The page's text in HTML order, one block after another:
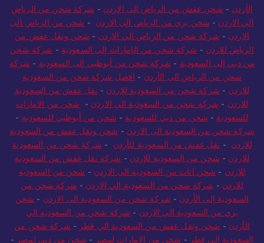
الأردن - شحن عفش من الرياض الى الاردن - شركة شحن من الرياض
الي الاردن - شحن بري من الرياض الى الاردن - شحن من الرياض الى
الاردن - شركة شحن من الرياض الي الاردن - شحن ونقل عفش من
الرياض للاردن - شركة شحن من الإمارات إلى السعودية - شركة شحن
من دبي إلى السعودية - شركة شحن من أبوظبي إلى السعودية - شركة
شحن من الرياض الى الأردن - افضل شركة شحن من السعودية
للاردن - شركة شحن من السعودية للاردن - نقل عفش من السعودية
للاردن - شركة شحن من السعودية الي الاردن - شحن من الامارات
للسعودية - شحن من دبي للسعودية - شحن من أبوظبي للسعودية -
شركة شحن من السعودية الى الاردن - شحن ونقل عفش من السعودية
للاردن - نقل عفش من السعودية للأردن - شركة شحن من السعودية
للاردن - شحن من السعودية للاردن - شركة نقل عفش من السعودية
للاردن - شحن اثاث من السعودية الي الاردن - شحن من السعودية
للاردن - شركة شحن من السعودية الي الاردن - شركة شحن من
السعودية إلى الأردن - شركة شحن من السعودية الى الاردن - شحن
بري من السعودية الى الاردن - شركة شحن من السعودية الي
الأردن - شحن ونقل عفش من السعودية الي قطر - شركة شحن من
السعودية الي قطر - شحن من الامارات لمصر - شحن من دبي لمصر -